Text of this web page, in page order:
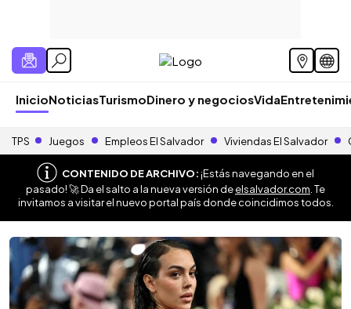
InicioNoticiasTurismoDinero y negociosVida
TPS Juegos Empleos El Salvador Viviendas El Salvador
CONTENIDO DE ARCHIVO:¡Estás navegando en el
pasado! 🚀 Da el salto a la nueva versión deelsalvador.com . Te
invitamos a visitar el nuevo portal país donde coincidimos todos.